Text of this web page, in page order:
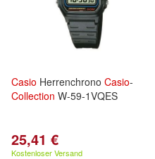
Casio Herrenchrono Casio-
Collection W-59-1VQES
25,41 €
Kostenloser Versand